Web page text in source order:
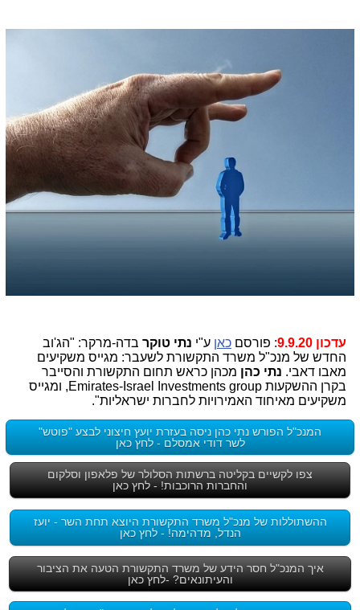
עדכון 9.9.20 : פורסם כאן ע"י נתי טוקר בדה-מרקר: "הג'וב
החדש של מנכ"ל משרד התקשורת לשעבר: מגייס משקיעים
מאבו דאבי. נתי כהן מכהן כראש תחום התקשורת והסייבר
בקרן ההשקעות Emirates-Israel Investments group, ומגייס
משקיעים מאיחוד האמירויות לחברות ישראליות".
המנכ"ל הפורש נתי כהן ניסה בעזרת יועץ חיצוני לבצע "פוטש"
לשר דודי אמסלם - לחץ כאן
צפו לקשיים בקליטה ברשתות הסלולר של פלאפון וסלקום
והחברות הרוכבות! - לחץ כאן
ההשתוללות של מנכ"ל משרד התקשורת היוצא תחת השר - יועז
הנדל, מדהימה! - לחץ כאן
איך המנכ"ל חסר הידע של משרד התקשורת הטעה את הציבור
והעיתונאים? -לחץ כאן